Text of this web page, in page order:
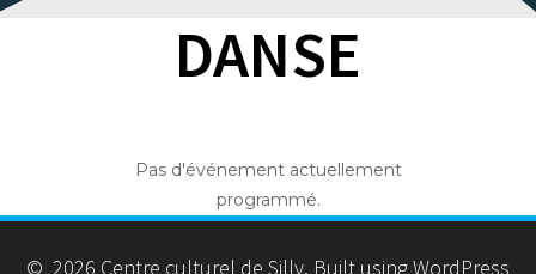
DANSE
Pas d'événement actuellement
programmé.
© 2026 Centre culturel de Silly. Built using WordPress